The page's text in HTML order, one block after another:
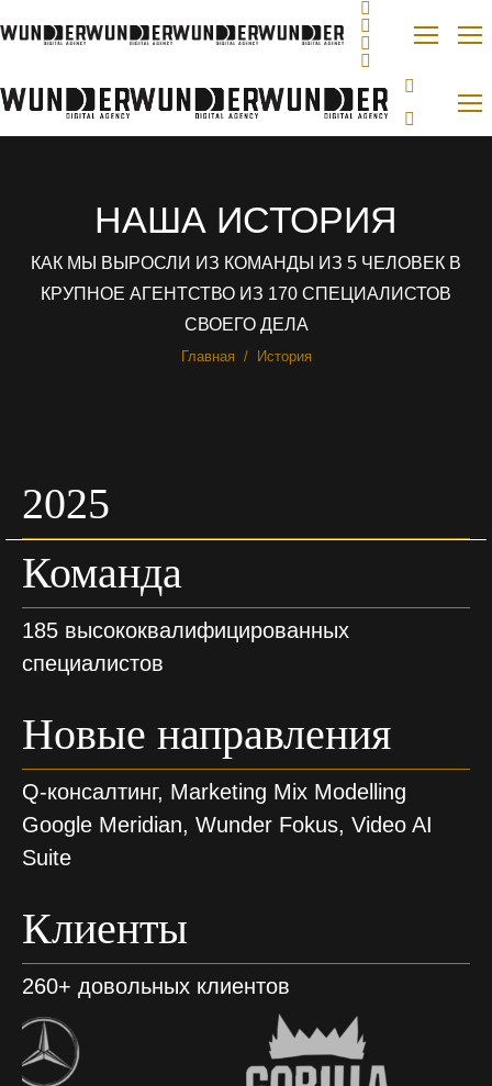
НАША ИСТОРИЯ
КАК МЫ ВЫРОСЛИ ИЗ КОМАНДЫ ИЗ 5 ЧЕЛОВЕК В
КРУПНОЕ АГЕНТСТВО ИЗ 170 СПЕЦИАЛИСТОВ
СВОЕГО ДЕЛА
Вы здесь:
Главная История
2025
Команда
185 высококвалифицированных
специалистов
Новые направления
Q-консалтинг, Marketing Mix Modelling
Google Meridian, Wunder Fokus, Video AI
Suite
Клиенты
260+ довольных клиентов